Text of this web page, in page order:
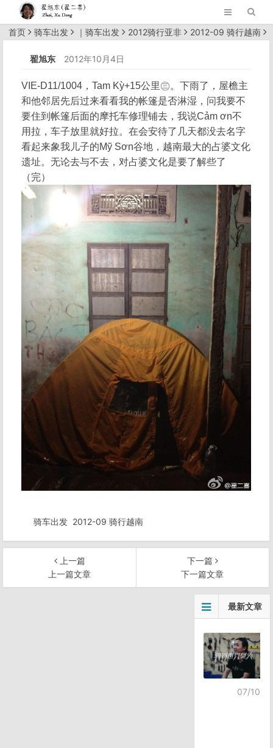
首页 骑车出发 ｜骑车出发 2012骑行亚非
2012-09 骑行越南
翟旭东
2012年10月4日
VIE-D11/1004，Tam Kỳ+15公里㊂。下雨了，屋檐主
和他邻居先后过来看看我的帐篷是否淋湿，问我要不
要住到帐篷后面的摩托车修理铺去，我说Cảm ơn不
用拉，车子放里就好拉。在会安待了几天都没去名字
看起来象我儿子的Mỹ Sơn谷地，越南最大的占婆文化
遗址。无论去与不去，对占婆文化是要了解些了
（完）
骑车出发 2012-09 骑行越南
上一篇
上一篇文章
下一篇
下一篇文章
最新文章
07/10